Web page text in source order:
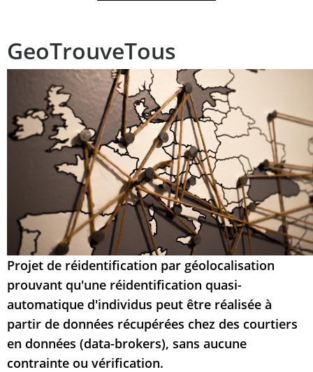
GeoTrouveTous
Projet de réidentification par géolocalisation
prouvant qu'une réidentification quasi-
automatique d'individus peut être réalisée à
partir de données récupérées chez des courtiers
en données (data-brokers), sans aucune
contrainte ou vérification.